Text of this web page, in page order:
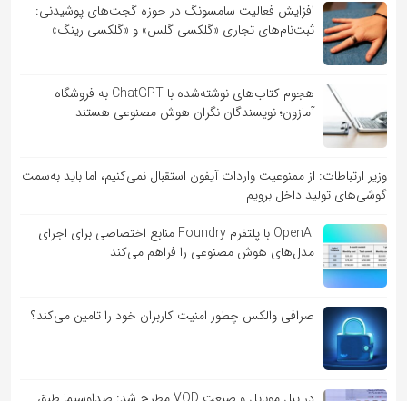
افزایش فعالیت سامسونگ در حوزه گجت‌های پوشیدنی:
ثبت‌نام‌های تجاری «گلکسی گلس» و «گلکسی رینگ»
هجوم کتاب‌های نوشته‌شده با ChatGPT به فروشگاه
آمازون؛ نویسندگان نگران هوش مصنوعی هستند
وزیر ارتباطات: از ممنوعیت واردات آیفون استقبال نمی‌کنیم، اما باید به‌سمت
گوشی‌های تولید داخل برویم
OpenAI با پلتفرم Foundry منابع اختصاصی برای اجرای
مدل‌های هوش مصنوعی را فراهم می‌کند
صرافی والکس چطور امنیت کاربران خود را تامین می‌کند؟